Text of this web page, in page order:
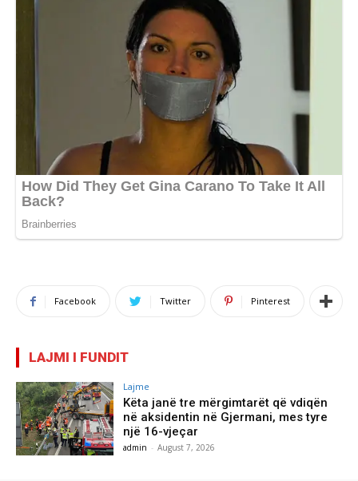
Facebook Twitter Pinterest
LAJMI I FUNDIT
Lajme
Këta janë tre mërgimtarët që vdiqën
në aksidentin në Gjermani, mes tyre
një 16-vjeçar
admin - August 7, 2026